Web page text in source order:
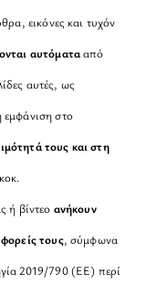
εικόνες και τυχόν
αυτόματααπό
αυτές, ως
στο
τους και στη
ή βίντεο ανήκουν
τους, σύμφωνα
2019/790 (ΕΕ) περί